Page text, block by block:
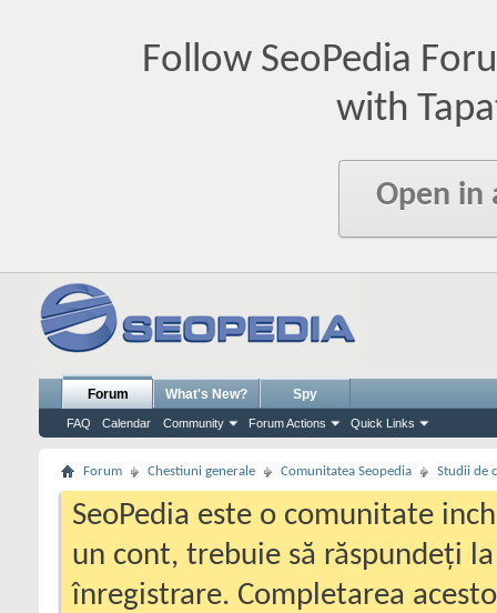
Follow SeoPedia
with
Open in
Forum
FAQ Calendar Community Forum Actions Quick Links
What's New? Spy
Forum Chestiuni generale Comunitatea Seopedia Studii de
SeoPedia este o comunitate
un cont, trebuie să răspundeți
înregistrare. Completarea